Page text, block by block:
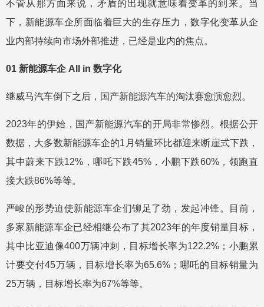
不管从那方面来说，矛盾的出现就意味着变革的到来。当
下，新能源车企所面临着巨大的生存压力，数字化变革从企
业内部持续向市场外部推进，已经是业内的焦点。
01 新能源车企 All in 数字化
继威马汽车倒下之后，国产新能源汽车的淘汰赛愈演愈烈。
2023年的伊始，国产新能源汽车的开局非常惨烈。根据公开
数据，大多数新能源车企的1月销量环比都迎来断崖式下跌，
其中蔚来下跌12%，哪吒下跌45%，小鹏下跌60%，领跑直
接大跌86%等等。
严峻的形势迫使新能源车企们铆足了劲，发起冲锋。目前，
多家新能源车企已经相继公布了其2023年的年度销量目标，
其中比亚迪像400万辆冲刺，目标增长率为122.2%；小鹏累
计要交付45万辆，目标增长率为65.6%；哪吒的目标销量为
25万辆，目标增长率为67%等等。